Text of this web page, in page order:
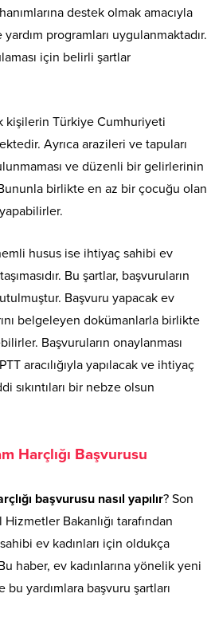
destek olmak amacıyla
programları uygulanmaktadır.
için belirli şartlar
kişilerin Türkiye Cumhuriyeti
Ayrıca arazileri ve tapuları
ve düzenli bir gelirlerinin
birlikte en az bir çocuğu olan
husus ise ihtiyaç sahibi ev
Bu şartlar, başvuruların
Başvuru yapacak ev
belgeleyen dokümanlarla birlikte
Başvuruların onaylanması
aracılığıyla yapılacak ve ihtiyaç
sıkıntıları bir nebze olsun
Harçlığı Başvurusu
başvurusu nasıl yapılır? Son
Bakanlığı tarafından
ev kadınları için oldukça
haber, ev kadınlarına yönelik yeni
yardımlara başvuru şartları